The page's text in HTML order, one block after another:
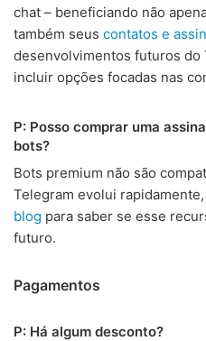
chat – beneficiando não
também seus contatos e
desenvolvimentos futuros do
incluir opções focadas nas
P: Posso comprar uma
bots?
Bots premium não são
Telegram evolui
blog para saber se esse
futuro.
Pagamentos
P: Há algum desconto?